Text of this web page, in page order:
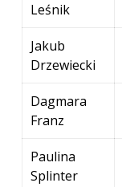
Leśnik
Jakub
Drzewiecki
Dagmara
Franz
Paulina
Splinter